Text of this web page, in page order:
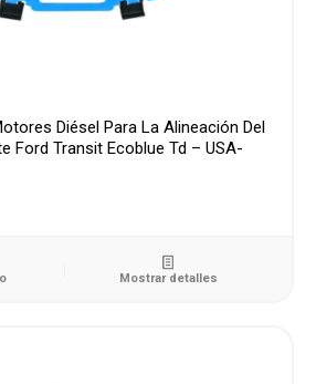
Diésel Para La Alineación Del
Ford Transit Ecoblue Td – USA-
Mostrar detalles